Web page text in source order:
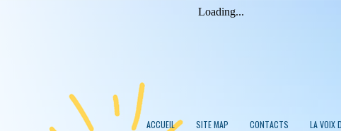
ACCUEIL SITE MAP CONTACTS LA VOIX